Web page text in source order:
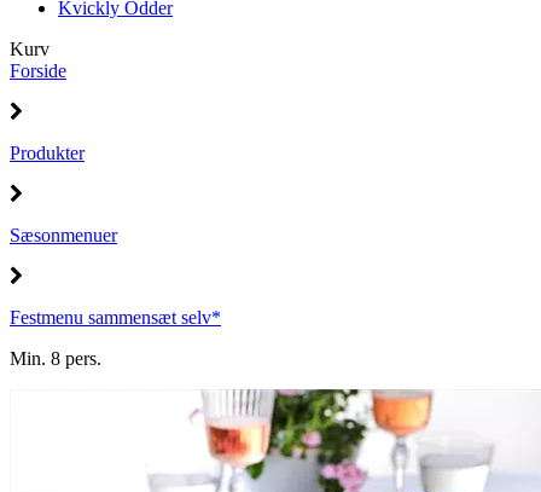
Kvickly Odder
Kurv
Forside
Produkter
Sæsonmenuer
Festmenu sammensæt selv*
Min. 8 pers.